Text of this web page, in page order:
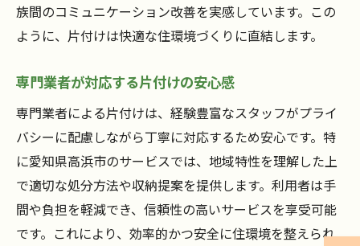
族間のコミュニケーション改善を実感しています。この
ように、片付けは快適な住環境づくりに直結します。
専門業者が対応する片付けの安心感
専門業者による片付けは、経験豊富なスタッフがプライ
バシーに配慮しながら丁寧に対応するため安心です。特
に愛知県高浜市のサービスでは、地域特性を理解した上
で適切な処分方法や収納提案を提供します。利用者は手
間や負担を軽減でき、信頼性の高いサービスを享受可能
です。これにより、効率的かつ安全に住環境を整えられ